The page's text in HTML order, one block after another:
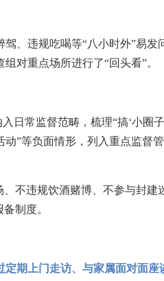
违规吃喝等“八小时外”易发
对重点场所进行了“回头看”。
常监督范畴，梳理“搞‘小圈子
”等负面情形，列入重点监督
不违规饮酒赌博、不参与封建
制度。
期上门走访、与家属面对面座